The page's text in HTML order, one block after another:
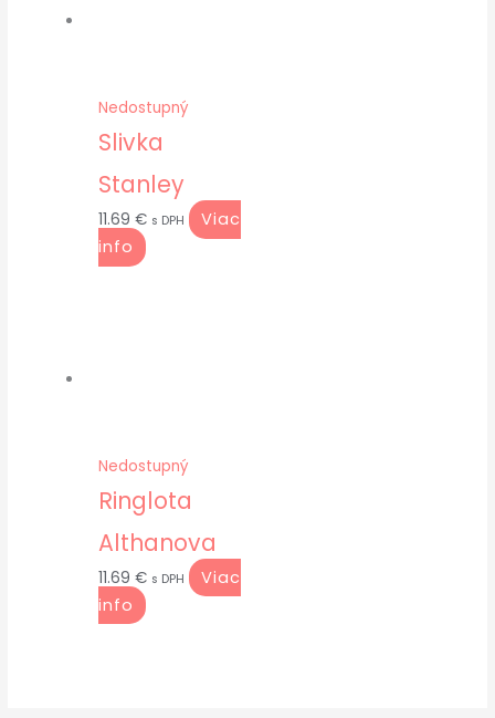
Nedostupný
Slivka
Stanley
11.69€ s DPH
Viac
info
Nedostupný
Ringlota
Althanova
11.69€ s DPH
Viac
info